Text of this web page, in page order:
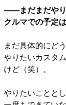
――まだまだやり
クルマでの予定
まだ具体的にど
やりたいカスタ
けど（笑）。
やりたいことと